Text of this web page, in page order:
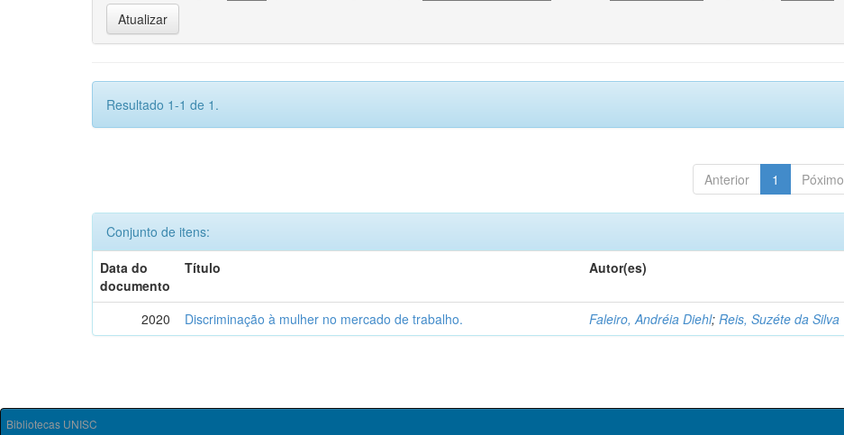
Resultado 1-1 de 1.
Anterior 1 Póximo
Conjunto de itens:
Data do
documento
Título Autor(es)
2020 Discriminação à mulher no mercado de trabalho. Faleiro, Andréia Diehl;Reis, Suzéte da Silva
Bibliotecas UNISC